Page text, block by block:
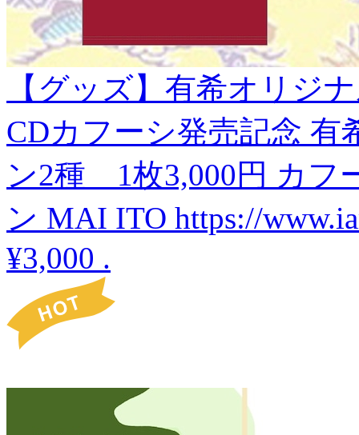
【グッズ】有希オリジ
CDカフーシ発売記念
ン2種 1枚3,000円 カフ
ン MAI ITO https://
¥3,000 .